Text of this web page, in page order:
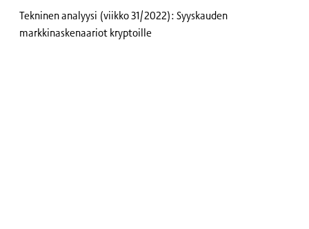
Tekninen analyysi (viikko 31/2022): Syyskauden
markkinaskenaariot kryptoille